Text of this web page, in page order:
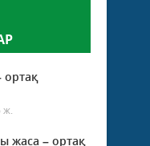
ортақ
ж.
жаса – ортақ